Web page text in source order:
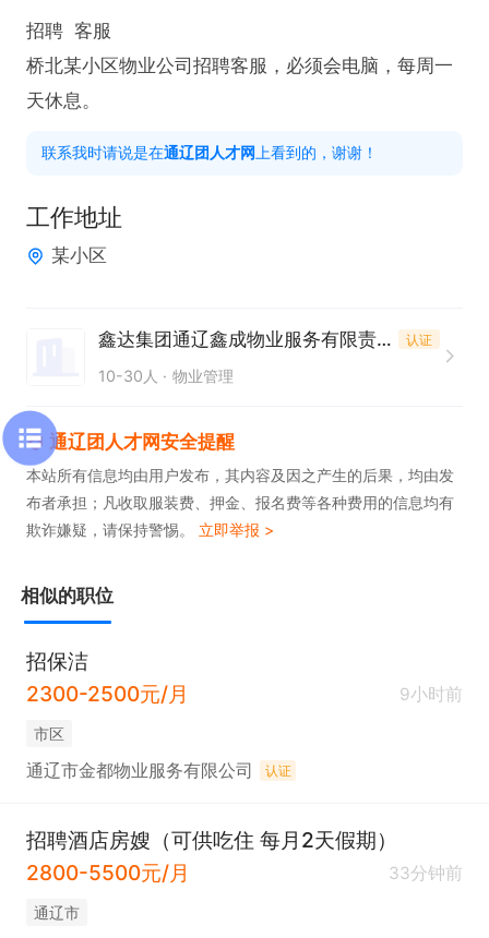
招聘  客服
桥北某小区物业公司招聘客服，必须会电脑，每周一
天休息。
联系我时请说是在通辽团人才网 上看到的，谢谢！
工作地址
某小区
鑫达集团通辽鑫成物业服务有限责任公司 认证
10-30人 物业管理
通辽团人才网安全提醒
本站所有信息均由用户发布，其内容及因之产生的后果，均由发
布者承担；凡收取服装费、押金、报名费等各种费用的信息均有
欺诈嫌疑，请保持警惕。 立即举报 >
相似的职位
招保洁
2300-2500元/月
9小时前
市区
通辽市金都物业服务有限公司 认证
招聘酒店房嫂（可供吃住 每月2天假期）
2800-5500元/月
33分钟前
通辽市